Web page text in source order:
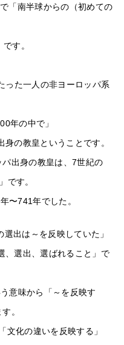
で「南半球からの（初めての
す。
った一人の非ヨーロッパ系
年の中で」
の教皇ということです。
出身の教皇は、7世紀の
です。
〜741年でした。
選出は～を反映していた」
、選出、選ばれること」で
意味から「～を反映す
。
「文化の違いを反映する」